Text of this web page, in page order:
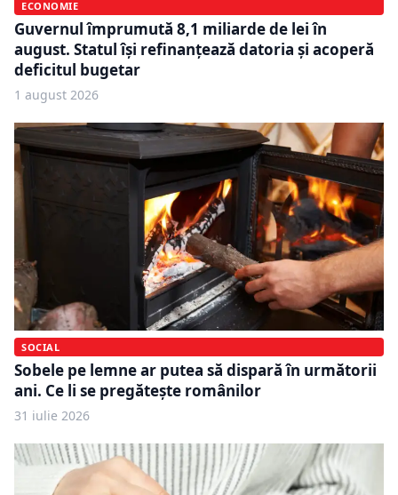
ECONOMIE
Guvernul împrumută 8,1 miliarde de lei în
august. Statul își refinanțează datoria și acoperă
deficitul bugetar
1 august 2026
SOCIAL
Sobele pe lemne ar putea să dispară în următorii
ani. Ce li se pregătește românilor
31 iulie 2026